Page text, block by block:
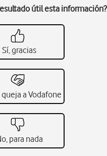
útil esta información?
Sí, gracias
queja a Vodafone
para nada